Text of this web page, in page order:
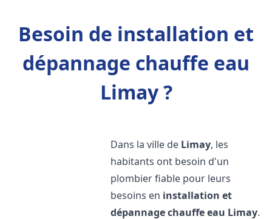
Besoin de installation et
dépannage chauffe eau
Limay ?
Dans la ville de Limay, les
habitants ont besoin d'un
plombier fiable pour leurs
besoins en installation et
dépannage chauffe eau Limay.